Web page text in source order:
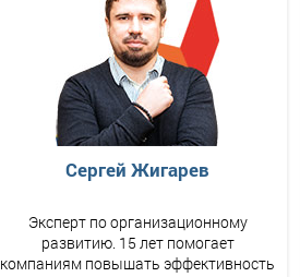
Сергей Жигарев
Эксперт по организационному
развитию. 15 лет помогает
компаниям повышать эффективность